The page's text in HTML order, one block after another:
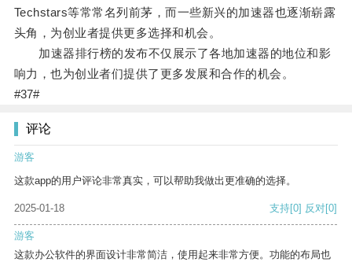
Techstars等常常名列前茅，而一些新兴的加速器也逐渐崭露
头角，为创业者提供更多选择和机会。
加速器排行榜的发布不仅展示了各地加速器的地位和影
响力，也为创业者们提供了更多发展和合作的机会。
#37#
评论
游客
这款app的用户评论非常真实，可以帮助我做出更准确的选择。
2025-01-18 支持[0] 反对[0]
游客
这款办公软件的界面设计非常简洁，使用起来非常方便。功能的布局也